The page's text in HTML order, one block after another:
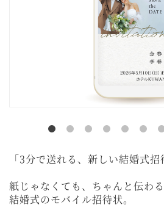
「3分で送れる、新しい結婚式招
紙じゃなくても、ちゃんと伝わる
結婚式のモバイル招待状。